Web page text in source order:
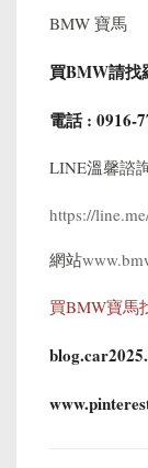
BMW 寶馬
買BMW請找
電話 : 0916-
LINE溫馨諮
https://
網站
買BMW寶馬